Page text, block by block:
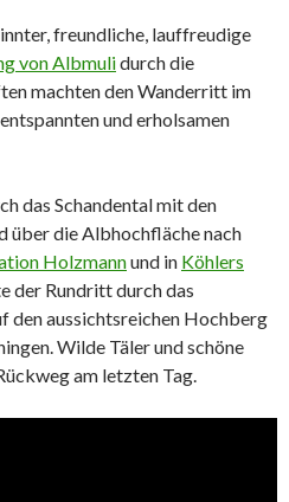
freundliche, lauffreudige
von Albmulidurch die
machten den Wanderritt im
und erholsamen
das Schandental mit den
über die Albhochfläche nach
Holzmannund in Köhlers
der Rundritt durch das
aussichtsreichen Hochberg
Wilde Täler und schöne
am letzten Tag.